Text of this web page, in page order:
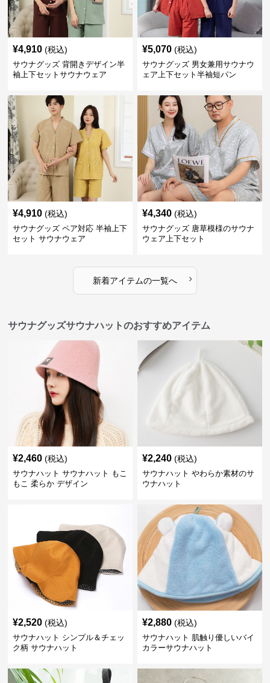
¥4,910 (税込)
サウナグッズ 背開きデザイン半
袖上下セットサウナウェア
¥5,070 (税込)
サウナグッズ 男女兼用サウナウ
ェア上下セット半袖短パン
¥4,910 (税込)
サウナグッズ ペア対応 半袖上下
セット サウナウェア
¥4,340 (税込)
サウナグッズ 唐草模様のサウナ
ウェア上下セット
新着アイテムの一覧へ ›
サウナグッズサウナハットのおすすめアイテム
¥2,460 (税込)
サウナハット サウナハット もこ
もこ 柔らか デザイン
¥2,240 (税込)
サウナハット やわらか素材のサ
ウナハット
¥2,520 (税込)
サウナハット シンプル＆チェッ
ク柄 サウナハット
¥2,880 (税込)
サウナハット 肌触り優しいバイ
カラーサウナハット